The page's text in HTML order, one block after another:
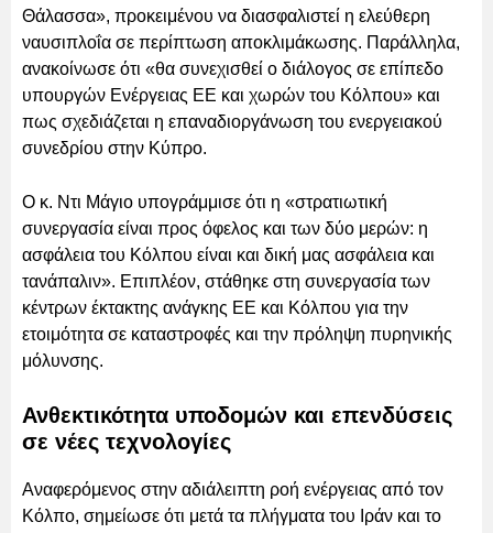
Θάλασσα», προκειμένου να διασφαλιστεί η ελεύθερη
ναυσιπλοΐα σε περίπτωση αποκλιμάκωσης. Παράλληλα,
ανακοίνωσε ότι «θα συνεχισθεί ο διάλογος σε επίπεδο
υπουργών Ενέργειας ΕΕ και χωρών του Κόλπου» και
πως σχεδιάζεται η επαναδιοργάνωση του ενεργειακού
συνεδρίου στην Κύπρο.
Ο κ. Ντι Μάγιο υπογράμμισε ότι η «στρατιωτική
συνεργασία είναι προς όφελος και των δύο μερών: η
ασφάλεια του Κόλπου είναι και δική μας ασφάλεια και
τανάπαλιν». Επιπλέον, στάθηκε στη συνεργασία των
κέντρων έκτακτης ανάγκης ΕΕ και Κόλπου για την
ετοιμότητα σε καταστροφές και την πρόληψη πυρηνικής
μόλυνσης.
Ανθεκτικότητα υποδομών και επενδύσεις
σε νέες τεχνολογίες
Αναφερόμενος στην αδιάλειπτη ροή ενέργειας από τον
Κόλπο, σημείωσε ότι μετά τα πλήγματα του Ιράν και το